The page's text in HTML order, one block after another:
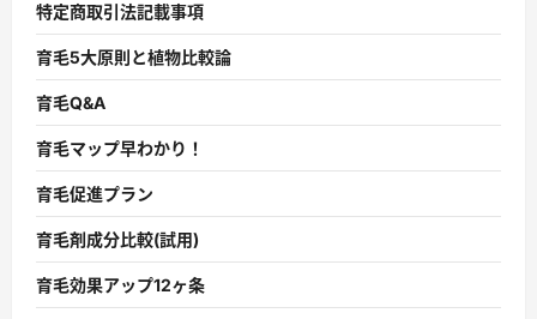
特定商取引法記載事項
育毛5大原則と植物比較論
育毛Q&A
育毛マップ早わかり！
育毛促進プラン
育毛剤成分比較(試用)
育毛効果アップ12ヶ条